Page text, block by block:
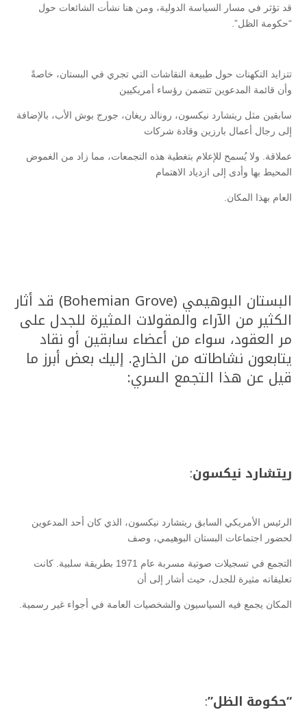
قد تؤثر في مسار السياسة الدولية، ومن هنا نشأت الشائعات حول
“حكومة الظل”.
تتزايد التكهنات حول طبيعة النقاشات التي تجري في البستان، خاصةً
وأن قائمة المدعوين تتضمن رؤساء أمريكيين
سابقين مثل ريتشارد نيكسون، رونالد ريغان، جورج بوش الأب، بالإضافة
إلى رجال أعمال بارزين وقادة شركات
عملاقة. ولا يُسمح للإعلام بتغطية هذه التجمعات، مما زاد من الغموض
المحيط بها وأدى إلى ازدياد الاهتمام
العام بهذا المكان.
البستان البوهيمي (Bohemian Grove) قد أثار
الكثير من الآراء والمقولات المثيرة للجدل على
مر العقود، سواء من أعضاء سابقين أو نقاد
يتابعون نشاطاته من الخارج. إليك بعض أبرز ما
قيل عن هذا التجمع السري:
ريتشارد نيكسون:
الرئيس الأمريكي السابق ريتشارد نيكسون، الذي كان أحد المدعوين
لحضور اجتماعات البستان البوهيمي، وصف
التجمع في تسجيلات صوتية مسربة عام 1971 بطريقة سلبية. كانت
تعليقاته مثيرة للجدل، حيث أشار إلى أن
المكان يجمع فيه السياسيون والشخصيات العامة في أجواء غير رسمية.
“حكومة الظل”: